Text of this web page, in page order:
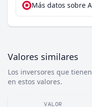
Más datos sobre
Valores similares
Los inversores que
en estos valores.
VALOR